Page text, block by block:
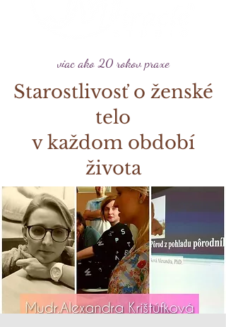
viac ako 20 rokov praxe
Starostlivosť o ženské
telo
v každom období
života